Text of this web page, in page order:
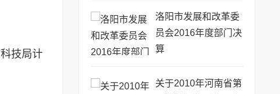
技局计
洛阳市发展和改革委
员会2016年度部门决
算
关于2010年河南省第